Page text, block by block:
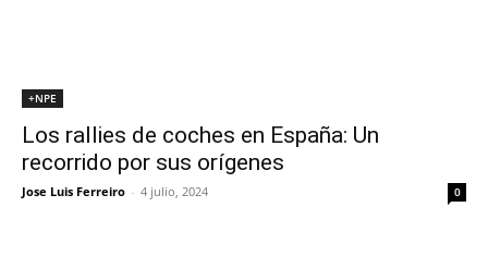
+NPE
Los rallies de coches en España: Un
recorrido por sus orígenes
Jose Luis Ferreiro - 4 julio, 2024 0